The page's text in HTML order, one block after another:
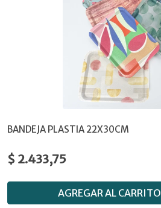
BANDEJA PLASTIA 22X30CM
$ 2.433,75
AGREGAR AL CARRITO